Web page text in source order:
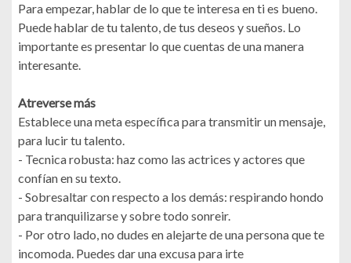
Para empezar, hablar de lo que te interesa en ti es bueno.
Puede hablar de tu talento, de tus deseos y sueños. Lo
importante es presentar lo que cuentas de una manera
interesante.
Atreverse más
Establece una meta específica para transmitir un mensaje,
para lucir tu talento.
- Tecnica robusta: haz como las actrices y actores que
confían en su texto.
- Sobresaltar con respecto a los demás: respirando hondo
para tranquilizarse y sobre todo sonreir.
- Por otro lado, no dudes en alejarte de una persona que te
incomoda. Puedes dar una excusa para irte